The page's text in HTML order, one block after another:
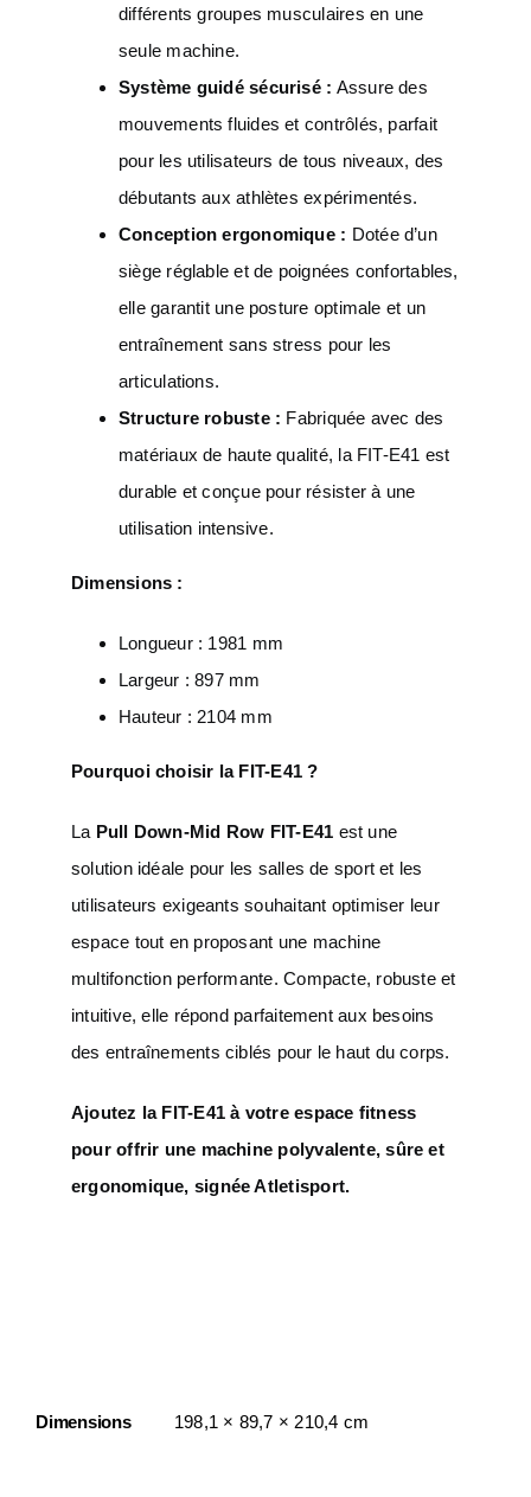
différents groupes musculaires en une
seule machine.
Système guidé sécurisé : Assure des
mouvements fluides et contrôlés, parfait
pour les utilisateurs de tous niveaux, des
débutants aux athlètes expérimentés.
Conception ergonomique : Dotée d’un
siège réglable et de poignées confortables,
elle garantit une posture optimale et un
entraînement sans stress pour les
articulations.
Structure robuste : Fabriquée avec des
matériaux de haute qualité, la FIT-E41 est
durable et conçue pour résister à une
utilisation intensive.
Dimensions :
Longueur : 1981 mm
Largeur : 897 mm
Hauteur : 2104 mm
Pourquoi choisir la FIT-E41 ?
La Pull Down-Mid Row FIT-E41 est une
solution idéale pour les salles de sport et les
utilisateurs exigeants souhaitant optimiser leur
espace tout en proposant une machine
multifonction performante. Compacte, robuste et
intuitive, elle répond parfaitement aux besoins
des entraînements ciblés pour le haut du corps.
Ajoutez la FIT-E41 à votre espace fitness
pour offrir une machine polyvalente, sûre et
ergonomique, signée Atletisport.
Dimensions 198,1 × 89,7 × 210,4 cm